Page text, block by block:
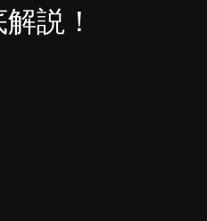
説！